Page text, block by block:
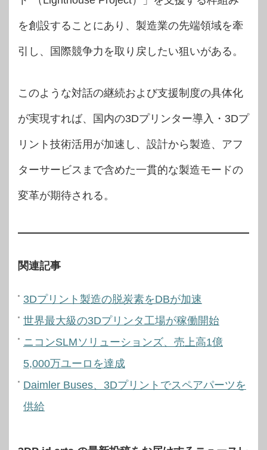
を創設することにあり、製造業の先端領域を牽
引し、国際競争力を取り戻したい狙いがある。
このような対話の継続および支援制度の具体化
が実現すれば、国内の3Dプリンター導入・3Dプ
リント技術活用が加速し、設計から製造、アフ
ターサービスまで含めた一貫的な製造モードの
変革が期待される。
関連記事
3Dプリント製造の脱炭素をDBが加速
世界最大級の3Dプリンタ工場が稼働開始
ニコンSLMソリューションズ、売上高1億
5,000万ユーロを達成
Daimler Buses、3Dプリントでスペアパーツを
供給